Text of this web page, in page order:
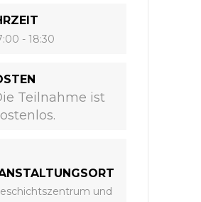
- 18:30
Teilnahme ist
und